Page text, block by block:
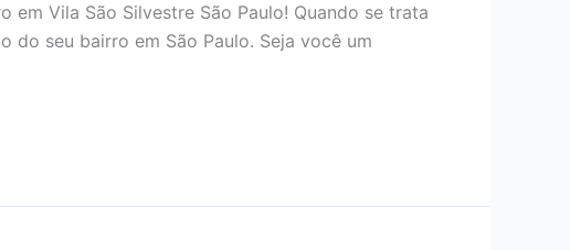
em Vila São Silvestre São Paulo! Quando se trata
seu bairro em São Paulo. Seja você um